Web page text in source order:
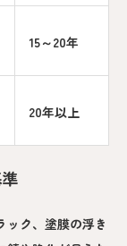
15～20年
20年以上
ック、塗膜の浮き